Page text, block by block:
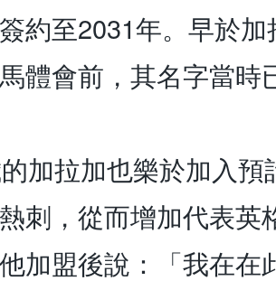
約至2031年。早於
體會前，其名字當時
加拉加也樂於加入
刺，從而增加代表英
加盟後說：「我在在